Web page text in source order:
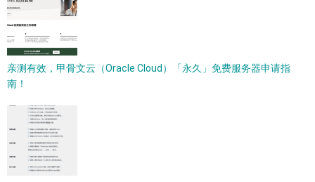
亲测有效，甲骨文云（Oracle Cloud）「永久」免费服务器申请指
南！